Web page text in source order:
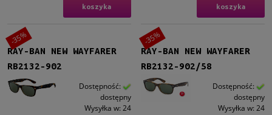
koszyka
koszyka
RAY-BAN NEW WAYFARER
RB2132-902
Dostępność:
dostępny
Wysyłka w: 24
-35%
RAY-BAN NEW WAYFARER
RB2132-902/58
Dostępność:
dostępny
Wysyłka w: 24
-35%